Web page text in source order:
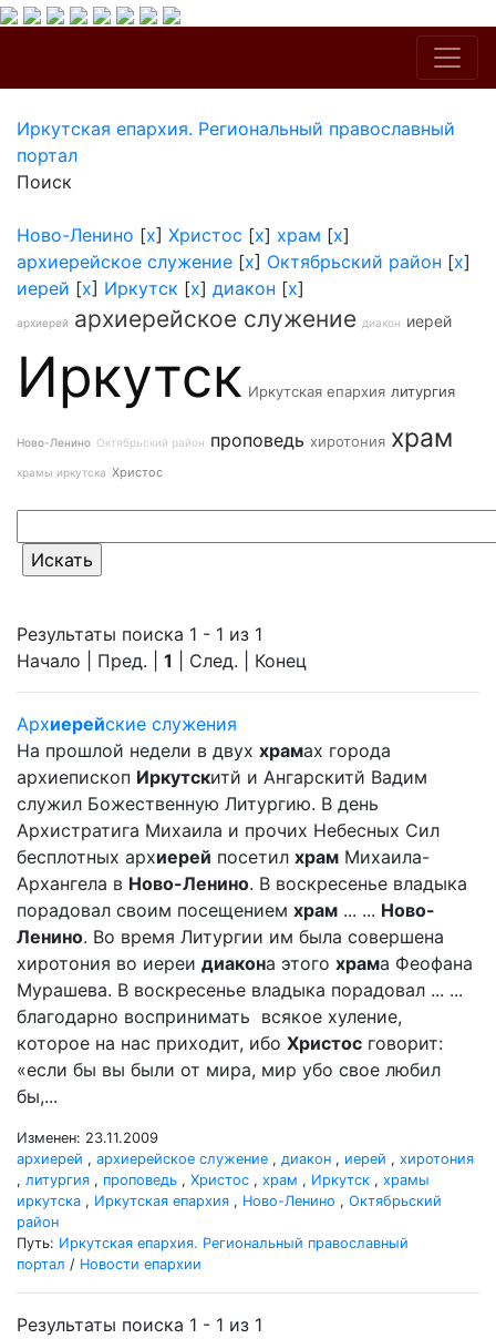
Иркутская епархия. Региональный православный
портал
Поиск
Ново-Ленино [x] Христос [x] храм [x]
архиерейское служение [x] Октябрьский район [x]
иерей [x] Иркутск [x] диакон [x]
архиерей архиерейское служение диакон иерей
Иркутск Иркутская епархия литургия
Ново-Ленино Октябрьский район проповедь хиротония храм
храмы иркутска Христос
Результаты поиска 1 - 1 из 1
Начало | Пред. | 1 | След. | Конец
Архиерейские служения
На прошлой недели в двух храмах города
архиепископ Иркутскитй и Ангарскитй Вадим
служил Божественную Литургию. В день
Архистратига Михаила и прочих Небесных Сил
бесплотных архиерей посетил храм Михаила-
Архангела в Ново-Ленино. В воскресенье владыка
порадовал своим посещением храм ... ... Ново-
Ленино. Во время Литургии им была совершена
хиротония во иереи диакона этого храма Феофана
Мурашева. В воскресенье владыка порадовал ... ...
благодарно воспринимать всякое хуление,
которое на нас приходит, ибо Христос говорит:
«если бы вы были от мира, мир убо свое любил
бы,...
Изменен: 23.11.2009
архиерей , архиерейское служение , диакон , иерей , хиротония
, литургия , проповедь , Христос , храм , Иркутск , храмы
иркутска , Иркутская епархия , Ново-Ленино , Октябрьский
район
Путь: Иркутская епархия. Региональный православный
портал / Новости епархии
Результаты поиска 1 - 1 из 1